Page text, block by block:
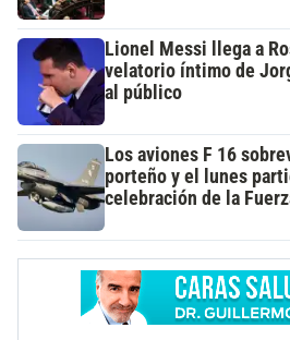
Lionel Messi llega a
velatorio íntimo de
al público
Los aviones F 16
porteño y el lunes
celebración de la